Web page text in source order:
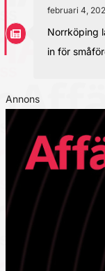
februari 4,
Norrköping
in för
Annons